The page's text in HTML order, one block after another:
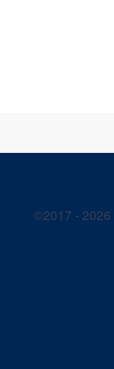
©2017 - 2026